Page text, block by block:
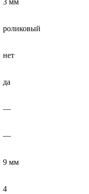
роликовый
нет
да
—
—
9 мм
4